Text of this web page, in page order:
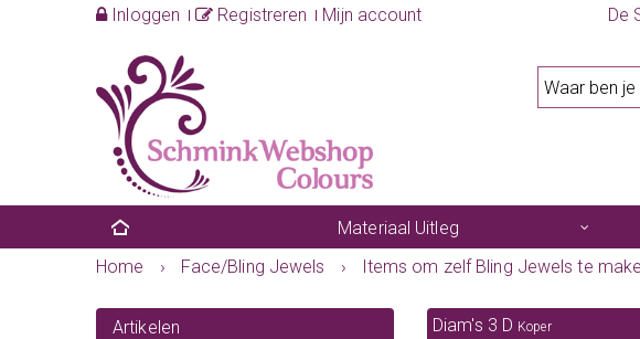
Inloggen Registreren Mijn account
De
Materiaal Uitleg
Home
› Face/Bling Jewels › Items om zelf Bling Jewels te
Artikelen Diam's 3 D Koper